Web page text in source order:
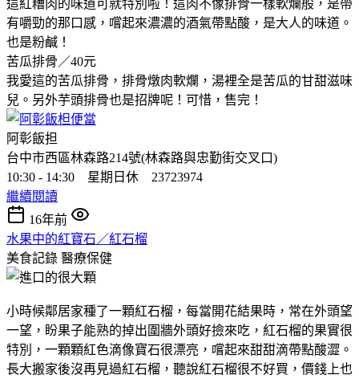
這紅糟肉的味道可就特別啦！這肉不像排骨一樣軟爛般，是帶
有嚼勁的那口感，嚐起來濃濃的酒氣帶點酸，是大人的味道。
也是粉鹹！
苦瓜排骨／40元
我愛這的苦瓜排骨，排骨燉肉軟爛，湯裡全是苦瓜的甘甜滋味
兒。另外芋頭排骨也是招牌呢！可惜，售完！
阿彰飯担
台中市西區林森路214號(林森路與忠勤街交叉口)
10:30 - 14:30 星期日休 23723974
繼續閱讀
16年前
水果中的紅寶石／紅石榴
美食記錄 醫療保健
小時候鄰居家種了一顆紅石榴，每當開花結果時，常在外頭望
一望，盼果子能熟的掉出圍牆外頭好撿來吃，紅石榴的果實很
特別，一顆顆紅色滴像寶石很漂亮，嚐起來甜甜滴帶點酸澀。
長大搬家後沒再見過紅石榴，聽說紅石榴很不好買，價錢上也